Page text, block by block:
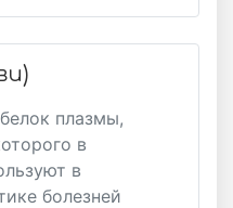
плазмы,
в
в
болезней